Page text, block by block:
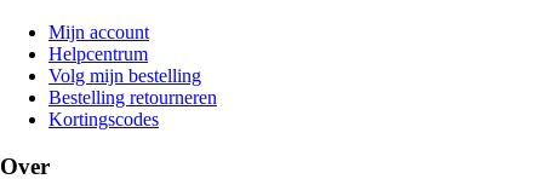
Mijn account
Helpcentrum
Volg mijn bestelling
Bestelling retourneren
Kortingscodes
Over